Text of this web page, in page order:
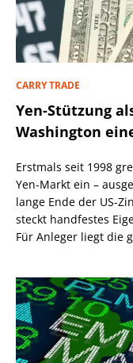
CARRY TRADE
Yen-Stützung
Washington
Erstmals seit 1998
Yen-Markt ein –
lange Ende der US-
steckt handfestes
Für Anleger liegt die